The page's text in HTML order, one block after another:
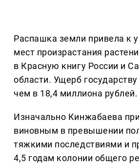
Распашка земли привела к
мест произрастания
в Красную книгу России и
области. Ущерб
чем в 18,4 миллиона рублей.
Изначально Кинжабаева
виновным в превышении
тяжкими последствиями и
4,5 годам колонии общего